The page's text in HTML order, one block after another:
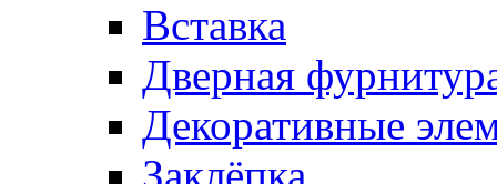
Вставка
Дверная
Декоративные